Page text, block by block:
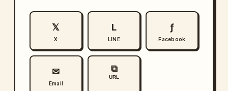
𝕏
X
L
LINE
ƒ
Facebook
✉
Email
⧉
URL